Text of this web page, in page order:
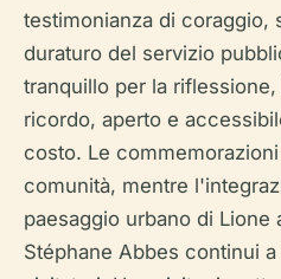
testimonianza di coraggio,
duraturo del servizio
tranquillo per la
ricordo, aperto e
costo. Le
comunità, mentre
paesaggio urbano di
Stéphane Abbes continui